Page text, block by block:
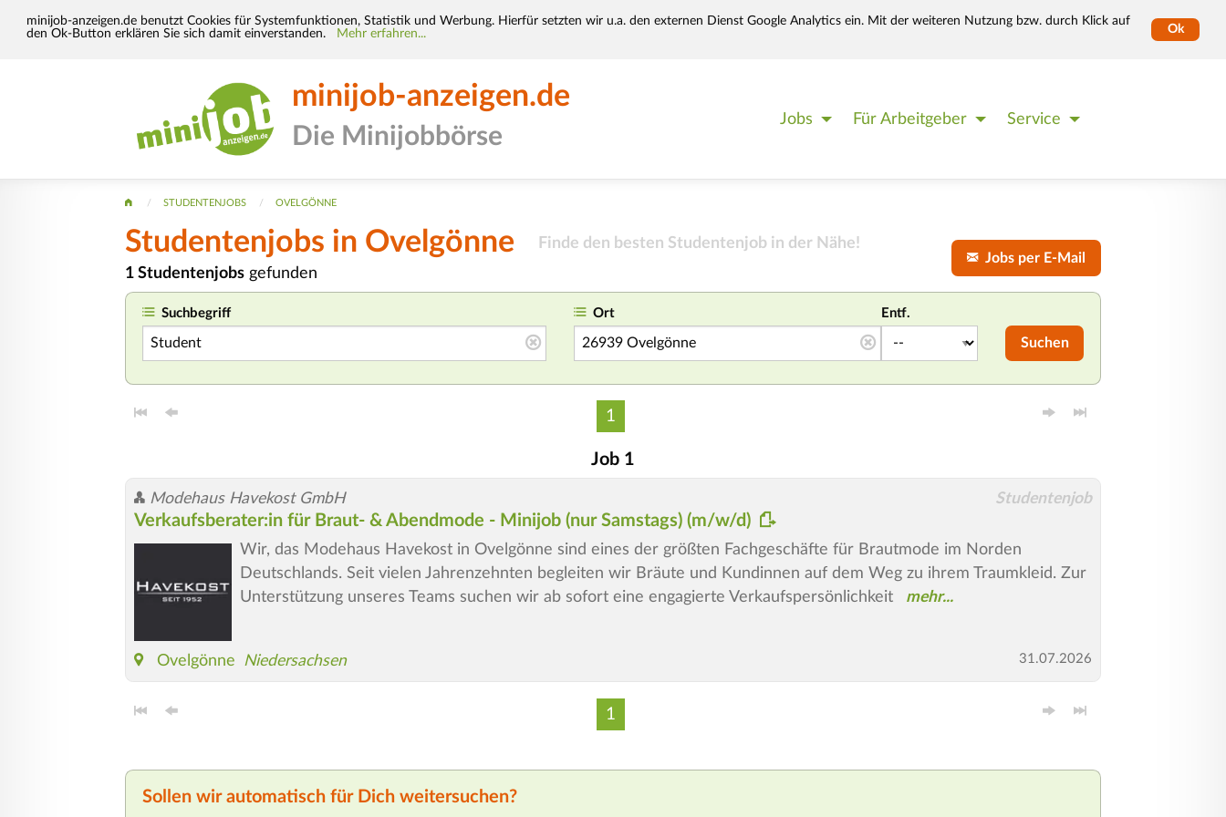
minijob-anzeigen.de benutzt Cookies für Systemfunktionen, Statistik und Werbung. Hierfür setzten wir u.a. den externen Dienst Google Analytics ein. Mit der weiteren Nutzung bzw. durch Klick auf
den Ok-Button erklären Sie sich damit einverstanden.
Mehr erfahren... Ok
minijob-anzeigen.de
Die Minijobbörse
Jobs Für Arbeitgeber Service
STUDENTENJOBS OVELGÖNNE
Studentenjobs in Ovelgönne Finde den besten Studentenjob in der Nähe!
1 Studentenjobs gefunden
Jobs per E-Mail
Suchbegriff Ort Entf.
Suchen
1
Job 1
Modehaus Havekost GmbH Studentenjob
Verkaufsberater:in für Braut- & Abendmode - Minijob (nur Samstags) (m/w/d)
Wir, das Modehaus Havekost in Ovelgönne sind eines der größten Fachgeschäfte für Brautmode im Norden
Deutschlands. Seit vielen Jahrenzehnten begleiten wir Bräute und Kundinnen auf dem Weg zu ihrem Traumkleid. Zur
Unterstützung unseres Teams suchen wir ab sofort eine engagierte Verkaufspersönlichkeit
Ovelgönne Niedersachsen 31.07.2026
1
Sollen wir automatisch für Dich weitersuchen?